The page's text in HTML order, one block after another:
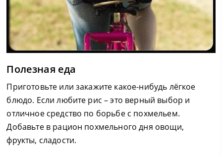
Полезная еда
Приготовьте или закажите какое-нибудь лёгкое
блюдо. Если любите рис – это верный выбор и
отличное средство по борьбе с похмельем.
Добавьте в рацион похмельного дня овощи,
фрукты, сладости.